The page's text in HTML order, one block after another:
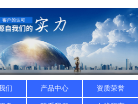
们 产品中心 资质荣誉